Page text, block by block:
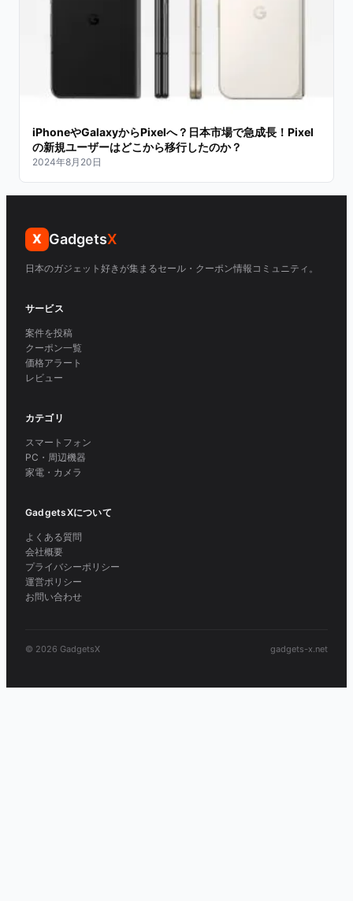
iPhoneやGalaxyからPixelへ？日本市場で急成長！Pixel
の新規ユーザーはどこから移行したのか？
2024年8月20日
X GadgetsX
日本のガジェット好きが集まるセール・クーポン情報コミュニティ。
サービス
案件を投稿
クーポン一覧
価格アラート
レビュー
カテゴリ
スマートフォン
PC・周辺機器
家電・カメラ
GadgetsXについて
よくある質問
会社概要
プライバシーポリシー
運営ポリシー
お問い合わせ
© 2026 GadgetsX gadgets-x.net